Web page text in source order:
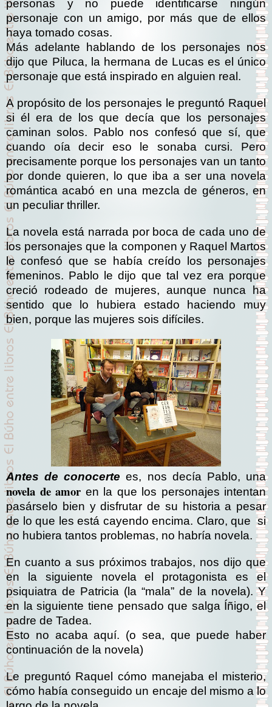
personas y no puede identificarse ningún
personaje con un amigo, por más que de ellos
haya tomado cosas.
Más adelante hablando de los personajes nos
dijo que Piluca, la hermana de Lucas es el único
personaje que está inspirado en alguien real.
A propósito de los personajes le preguntó Raquel
si él era de los que decía que los personajes
caminan solos. Pablo nos confesó que sí, que
cuando oía decir eso le sonaba cursi. Pero
precisamente porque los personajes van un tanto
por donde quieren, lo que iba a ser una novela
romántica acabó en una mezcla de géneros, en
un peculiar thriller.
La novela está narrada por boca de cada uno de
los personajes que la componen y Raquel Martos
le confesó que se había creído los personajes
femeninos. Pablo le dijo que tal vez era porque
creció rodeado de mujeres, aunque nunca ha
sentido que lo hubiera estado haciendo muy
bien, porque las mujeres sois difíciles.
Antes de conocerte es, nos decía Pablo, una
novela de amor en la que los personajes intentan
pasárselo bien y disfrutar de su historia a pesar
de lo que les está cayendo encima. Claro, que si
no hubiera tantos problemas, no habría novela.
En cuanto a sus próximos trabajos, nos dijo que
en la siguiente novela el protagonista es el
psiquiatra de Patricia (la “mala” de la novela). Y
en la siguiente tiene pensado que salga Íñigo, el
padre de Tadea.
Esto no acaba aquí. (o sea, que puede haber
continuación de la novela)
Le preguntó Raquel cómo manejaba el misterio,
cómo había conseguido un encaje del mismo a lo